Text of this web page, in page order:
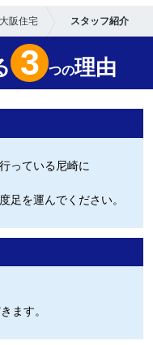
阪住宅 スタッフ紹介
3 つの理由
っている尼崎に
足を運んでください。
ます。